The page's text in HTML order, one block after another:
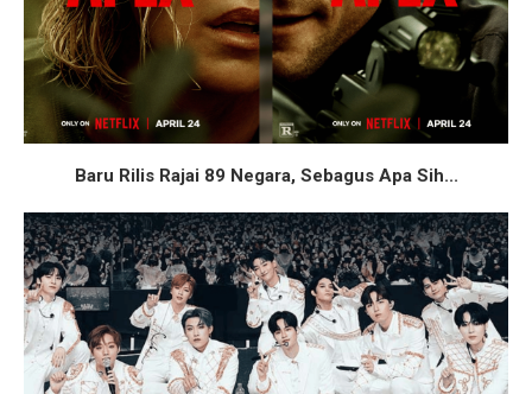
Baru Rilis Rajai 89 Negara, Sebagus Apa Sih...